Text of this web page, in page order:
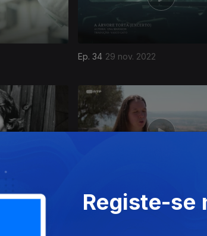
Ep. 34 29 nov. 2022
Ep. 30 01 nov. 2022
Registe-se